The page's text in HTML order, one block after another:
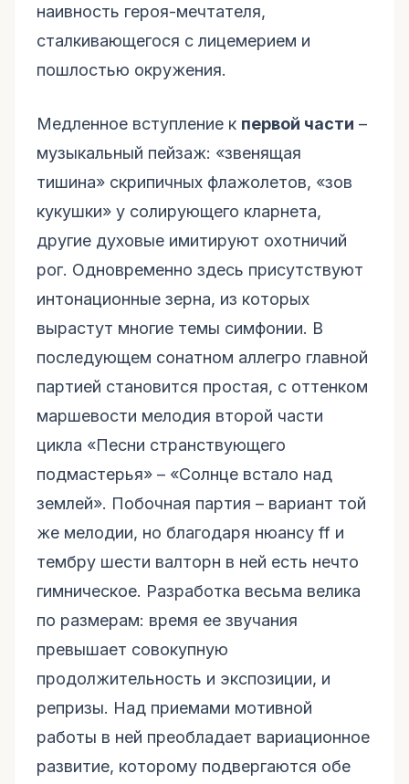
наивность героя-мечтателя,
сталкивающегося с лицемерием и
пошлостью окружения.
Медленное вступление к первой части –
музыкальный пейзаж: «звенящая
тишина» скрипичных флажолетов, «зов
кукушки» у солирующего кларнета,
другие духовые имитируют охотничий
рог. Одновременно здесь присутствуют
интонационные зерна, из которых
вырастут многие темы симфонии. В
последующем сонатном аллегро главной
партией становится простая, с оттенком
маршевости мелодия второй части
цикла «Песни странствующего
подмастерья» – «Солнце встало над
землей». Побочная партия – вариант той
же мелодии, но благодаря нюансу ff и
тембру шести валторн в ней есть нечто
гимническое. Разработка весьма велика
по размерам: время ее звучания
превышает совокупную
продолжительность и экспозиции, и
репризы. Над приемами мотивной
работы в ней преобладает вариационное
развитие, которому подвергаются обе